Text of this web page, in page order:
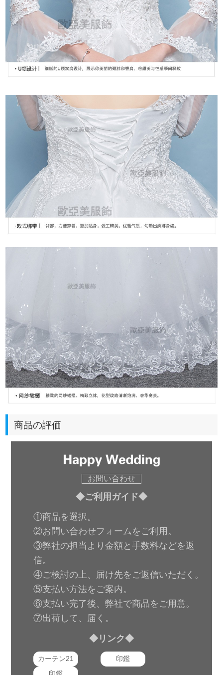
商品の評価
お問い合わせ
◆ご利用ガイド◆
①商品を選択。
②お問い合わせフォームをご利用。
③弊社の担当より金額と手数料などを返
信。
④ご検討の上、届け先をご返信いただく。
⑤支払い方法をご案内。
⑥支払い完了後、弊社で商品をご用意。
⑦出荷して、届く。
◆リンク◆
カーテン21
印鑑
印鑑